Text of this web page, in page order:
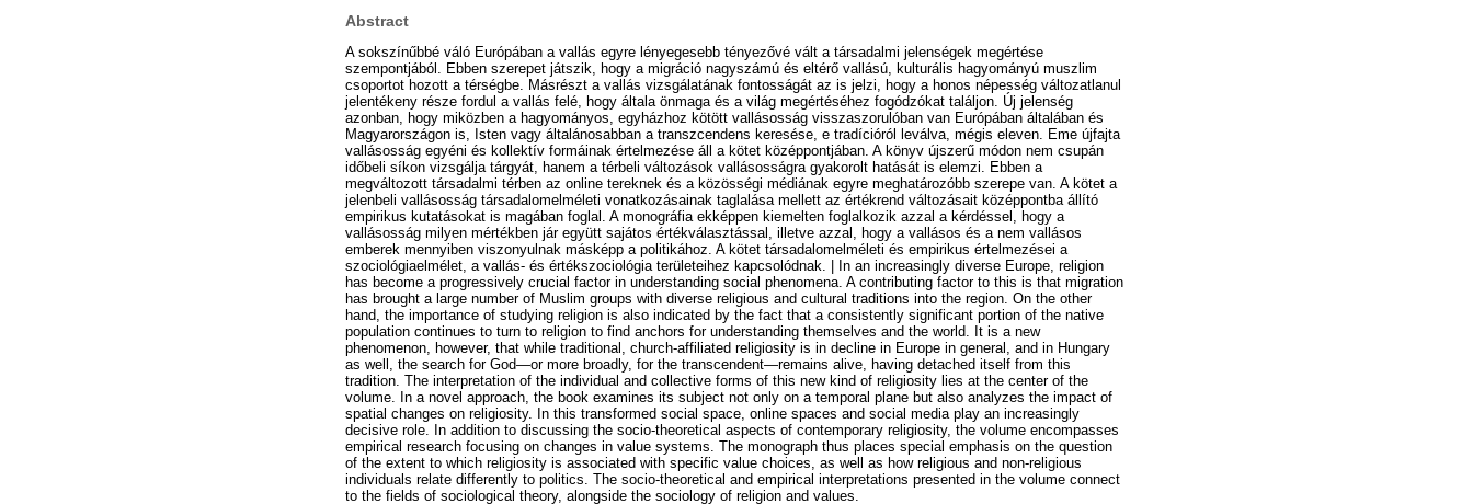
Abstract
A sokszínűbbé váló Európában a vallás egyre lényegesebb tényezővé vált a társadalmi jelenségek megértése
szempontjából. Ebben szerepet játszik, hogy a migráció nagyszámú és eltérő vallású, kulturális hagyományú muszlim
csoportot hozott a térségbe. Másrészt a vallás vizsgálatának fontosságát az is jelzi, hogy a honos népesség változatlanul
jelentékeny része fordul a vallás felé, hogy általa önmaga és a világ megértéséhez fogódzókat találjon. Új jelenség
azonban, hogy miközben a hagyományos, egyházhoz kötött vallásosság visszaszorulóban van Európában általában és
Magyarországon is, Isten vagy általánosabban a transzcendens keresése, e tradícióról leválva, mégis eleven. Eme újfajta
vallásosság egyéni és kollektív formáinak értelmezése áll a kötet középpontjában. A könyv újszerű módon nem csupán
időbeli síkon vizsgálja tárgyát, hanem a térbeli változások vallásosságra gyakorolt hatását is elemzi. Ebben a
megváltozott társadalmi térben az online tereknek és a közösségi médiának egyre meghatározóbb szerepe van. A kötet a
jelenbeli vallásosság társadalomelméleti vonatkozásainak taglalása mellett az értékrend változásait középpontba állító
empirikus kutatásokat is magában foglal. A monográfia ekképpen kiemelten foglalkozik azzal a kérdéssel, hogy a
vallásosság milyen mértékben jár együtt sajátos értékválasztással, illetve azzal, hogy a vallásos és a nem vallásos
emberek mennyiben viszonyulnak másképp a politikához. A kötet társadalomelméleti és empirikus értelmezései a
szociológiaelmélet, a vallás- és értékszociológia területeihez kapcsolódnak. | In an increasingly diverse Europe, religion
has become a progressively crucial factor in understanding social phenomena. A contributing factor to this is that migration
has brought a large number of Muslim groups with diverse religious and cultural traditions into the region. On the other
hand, the importance of studying religion is also indicated by the fact that a consistently significant portion of the native
population continues to turn to religion to find anchors for understanding themselves and the world. It is a new
phenomenon, however, that while traditional, church-affiliated religiosity is in decline in Europe in general, and in Hungary
as well, the search for God—or more broadly, for the transcendent—remains alive, having detached itself from this
tradition. The interpretation of the individual and collective forms of this new kind of religiosity lies at the center of the
volume. In a novel approach, the book examines its subject not only on a temporal plane but also analyzes the impact of
spatial changes on religiosity. In this transformed social space, online spaces and social media play an increasingly
decisive role. In addition to discussing the socio-theoretical aspects of contemporary religiosity, the volume encompasses
empirical research focusing on changes in value systems. The monograph thus places special emphasis on the question
of the extent to which religiosity is associated with specific value choices, as well as how religious and non-religious
individuals relate differently to politics. The socio-theoretical and empirical interpretations presented in the volume connect
to the fields of sociological theory, alongside the sociology of religion and values.